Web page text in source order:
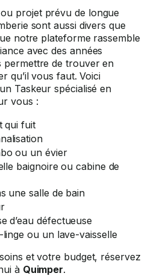
projet prévu de longue
sont aussi divers que
notre plateforme rassemble
avec des années
permettre de trouver en
qu’il vous faut. Voici
Taskeur spécialisé en
vous :
qui fuit
ou un évier
baignoire ou cabine de
une salle de bain
d’eau défectueuse
ou un lave-vaisselle
et votre budget, réservez
à Quimper.